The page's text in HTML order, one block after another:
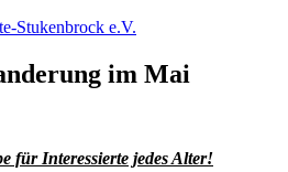
im Mai
für Interessierte jedes Alter!